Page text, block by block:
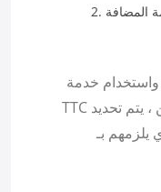
خدمة
TTC مجاني للمستهلكين. بالنسبة للمهنيين ، يتم تحديد